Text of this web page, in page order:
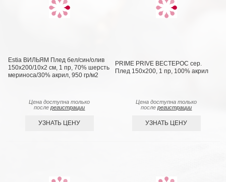
Estia ВИЛЬЯМ Плед бел/син/олив
150х200/10х2 см, 1 пр, 70% шерсть
мериноса/30% акрил, 950 гр/м2
Цена доступна только
послерегистрации
УЗНАТЬ ЦЕНУ
PRIME PRIVE ВЕСТЕРОС сер.
Плед 150x200, 1 пр, 100% акрил
Цена доступна только
послерегистрации
УЗНАТЬ ЦЕНУ